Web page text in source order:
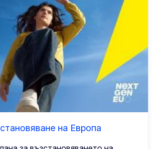
на Европа